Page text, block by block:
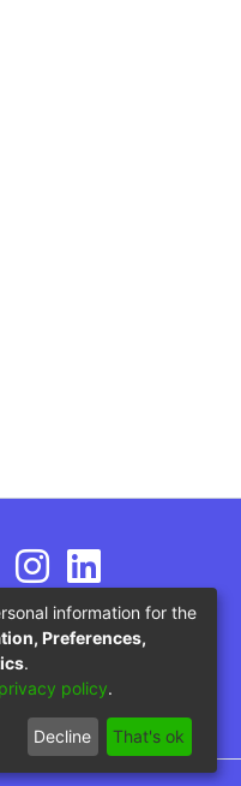
Educación
information for the
Preferences,
.
privacy policy.
Decline That's ok